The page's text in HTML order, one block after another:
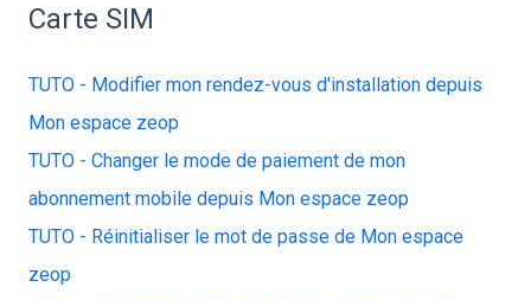
Carte SIM
TUTO - Modifier mon rendez-vous d'installation depuis
Mon espace zeop
TUTO - Changer le mode de paiement de mon
abonnement mobile depuis Mon espace zeop
TUTO - Réinitialiser le mot de passe de Mon espace
zeop